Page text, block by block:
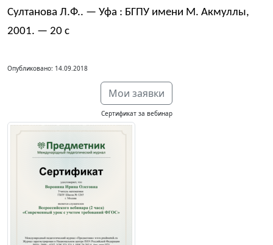
Султанова Л.Ф.. — Уфа : БГПУ имени М. Акмуллы,
2001. — 20 с
Опубликовано: 14.09.2018
Мои заявки
Сертификат за вебинар